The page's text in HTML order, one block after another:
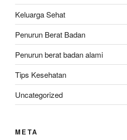
Keluarga Sehat
Penurun Berat Badan
Penurun berat badan alami
Tips Kesehatan
Uncategorized
META